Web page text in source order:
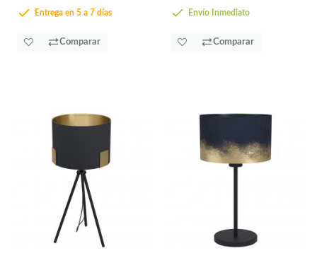
Entrega en 5 a 7 días
Comparar
Envío Inmediato
Comparar